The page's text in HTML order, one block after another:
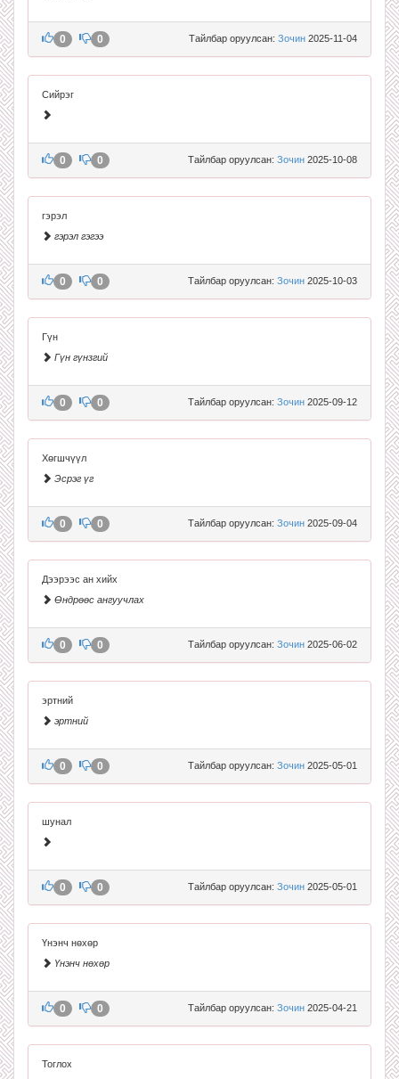
Тайлбар оруулсан: Зочин 2025-11-04
0 0
Сийрэг
Тайлбар оруулсан: Зочин 2025-10-08
0 0
гэрэл
гэрэл гэгээ
Тайлбар оруулсан: Зочин 2025-10-03
0 0
Гүн
Гүн гүнзгий
Тайлбар оруулсан: Зочин 2025-09-12
0 0
Хөгшчүүл
Эсрэг үг
Тайлбар оруулсан: Зочин 2025-09-04
0 0
Дээрээс ан хийх
Өндрөөс ангуучлах
Тайлбар оруулсан: Зочин 2025-06-02
0 0
эртний
эртний
Тайлбар оруулсан: Зочин 2025-05-01
0 0
шунал
Тайлбар оруулсан: Зочин 2025-05-01
0 0
Үнэнч нөхөр
Үнэнч нөхөр
Тайлбар оруулсан: Зочин 2025-04-21
0 0
Тоглох